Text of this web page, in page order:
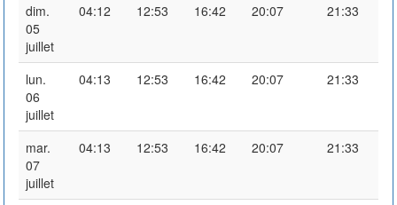
dim.
05
juillet
04:12 12:53 16:42 20:07 21:33
lun.
06
juillet
04:13 12:53 16:42 20:07 21:33
mar.
07
juillet
04:13 12:53 16:42 20:07 21:33